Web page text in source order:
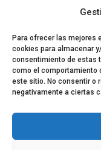
Para ofrecer las mejores
cookies para almacenar
consentimiento de estas
como el comportamiento
este sitio. No consentir o
negativamente a ciertas